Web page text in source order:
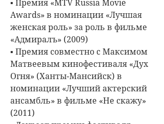
▪ Премия «MTV Russia Movie
Awards» в номинации «Лучшая
женская роль» за роль в фильме
«Адмиралъ» (2009)
▪ Премия совместно с Максимом
Матвеевым кинофестиваля «Дух
Огня» (Ханты-Мансийск) в
номинации «Лучший актерский
ансамбль» в фильме «Не скажу»
(2011)